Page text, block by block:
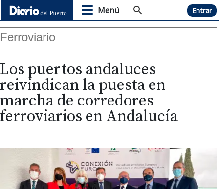
Menú Hemeroteca Entrar
Ferroviario
Los puertos andaluces
reivindican la puesta en
marcha de corredores
ferroviarios en Andalucía